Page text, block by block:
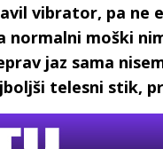
vibrator, pa ne
normalni moški
jaz sama
telesni stik,